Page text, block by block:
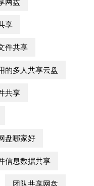
享
件共享
的多人共享云盘
共享
盘哪家好
信息数据共享
团队共享网盘